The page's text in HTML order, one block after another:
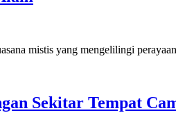
mistis yang mengelilingi
Sekitar Tempat